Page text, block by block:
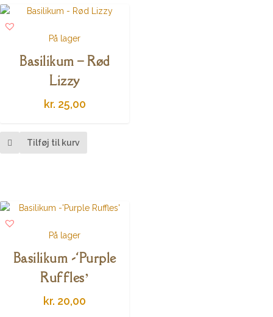
På lager
Basilikum – Rød
Lizzy
kr. 25,00
Tilføj til kurv
På lager
Basilikum -‘Purple
Ruffles’
kr. 20,00